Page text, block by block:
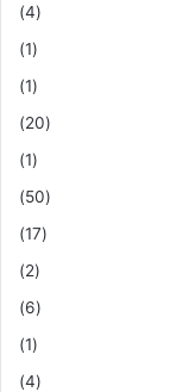
(4)
(1)
(1)
(20)
(1)
(50)
(17)
(2)
(6)
(1)
(4)